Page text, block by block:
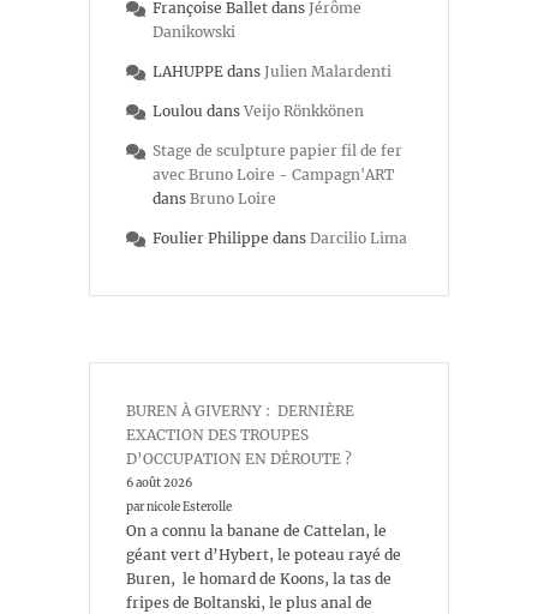
Françoise Ballet dans Jérôme
Danikowski
LAHUPPE dans Julien Malardenti
Loulou dans Veijo Rönkkönen
Stage de sculpture papier fil de fer
avec Bruno Loire - Campagn'ART
dans Bruno Loire
Foulier Philippe dans Darcilio Lima
BUREN À GIVERNY : DERNIÈRE
EXACTION DES TROUPES
D’OCCUPATION EN DÉROUTE ?
6 août 2026
par nicole Esterolle
On a connu la banane de Cattelan, le
géant vert d’Hybert, le poteau rayé de
Buren, le homard de Koons, la tas de
fripes de Boltanski, le plus anal de